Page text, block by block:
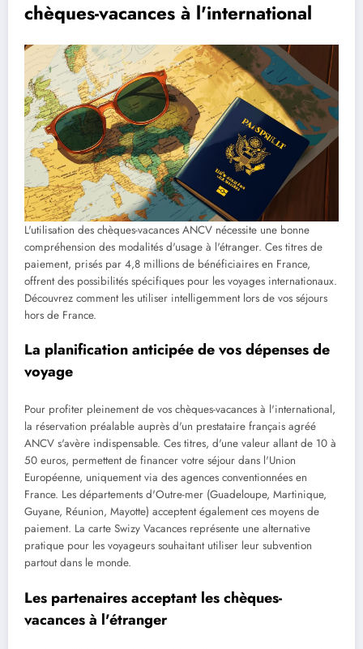
chèques-vacances à l'international
L'utilisation des chèques-vacances ANCV nécessite une bonne
compréhension des modalités d'usage à l'étranger. Ces titres de
paiement, prisés par 4,8 millions de bénéficiaires en France,
offrent des possibilités spécifiques pour les voyages internationaux.
Découvrez comment les utiliser intelligemment lors de vos séjours
hors de France.
La planification anticipée de vos dépenses de
voyage
Pour profiter pleinement de vos chèques-vacances à l'international,
la réservation préalable auprès d'un prestataire français agréé
ANCV s'avère indispensable. Ces titres, d'une valeur allant de 10 à
50 euros, permettent de financer votre séjour dans l'Union
Européenne, uniquement via des agences conventionnées en
France. Les départements d'Outre-mer (Guadeloupe, Martinique,
Guyane, Réunion, Mayotte) acceptent également ces moyens de
paiement. La carte Swizy Vacances représente une alternative
pratique pour les voyageurs souhaitant utiliser leur subvention
partout dans le monde.
Les partenaires acceptant les chèques-
vacances à l'étranger